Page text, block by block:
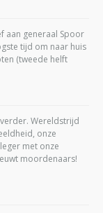
aan generaal Spoor
tijd om naar huis
(tweede helft
Wereldstrijd
onze
met onze
moordenaars!